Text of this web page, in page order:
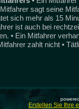
sagt seine
sich mehr als 15
ist auch bei
• Ein Mitfahrer
zahlt nicht •
Erstellen Sie Ihre